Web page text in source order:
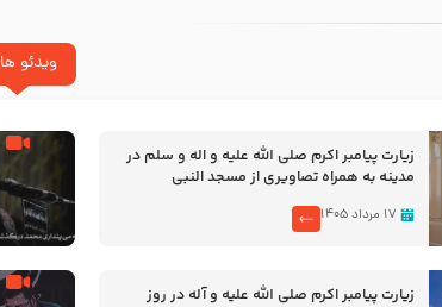
ویدئو ها
زیارت پیامبر اکرم صلی الله علیه و اله و سلم در
مدینه به همراه تصاویری از مسجد النبی
۱۷ مرداد ۱۴۰۵
زیارت پیامبر اکرم صلی الله علیه و آله در روز